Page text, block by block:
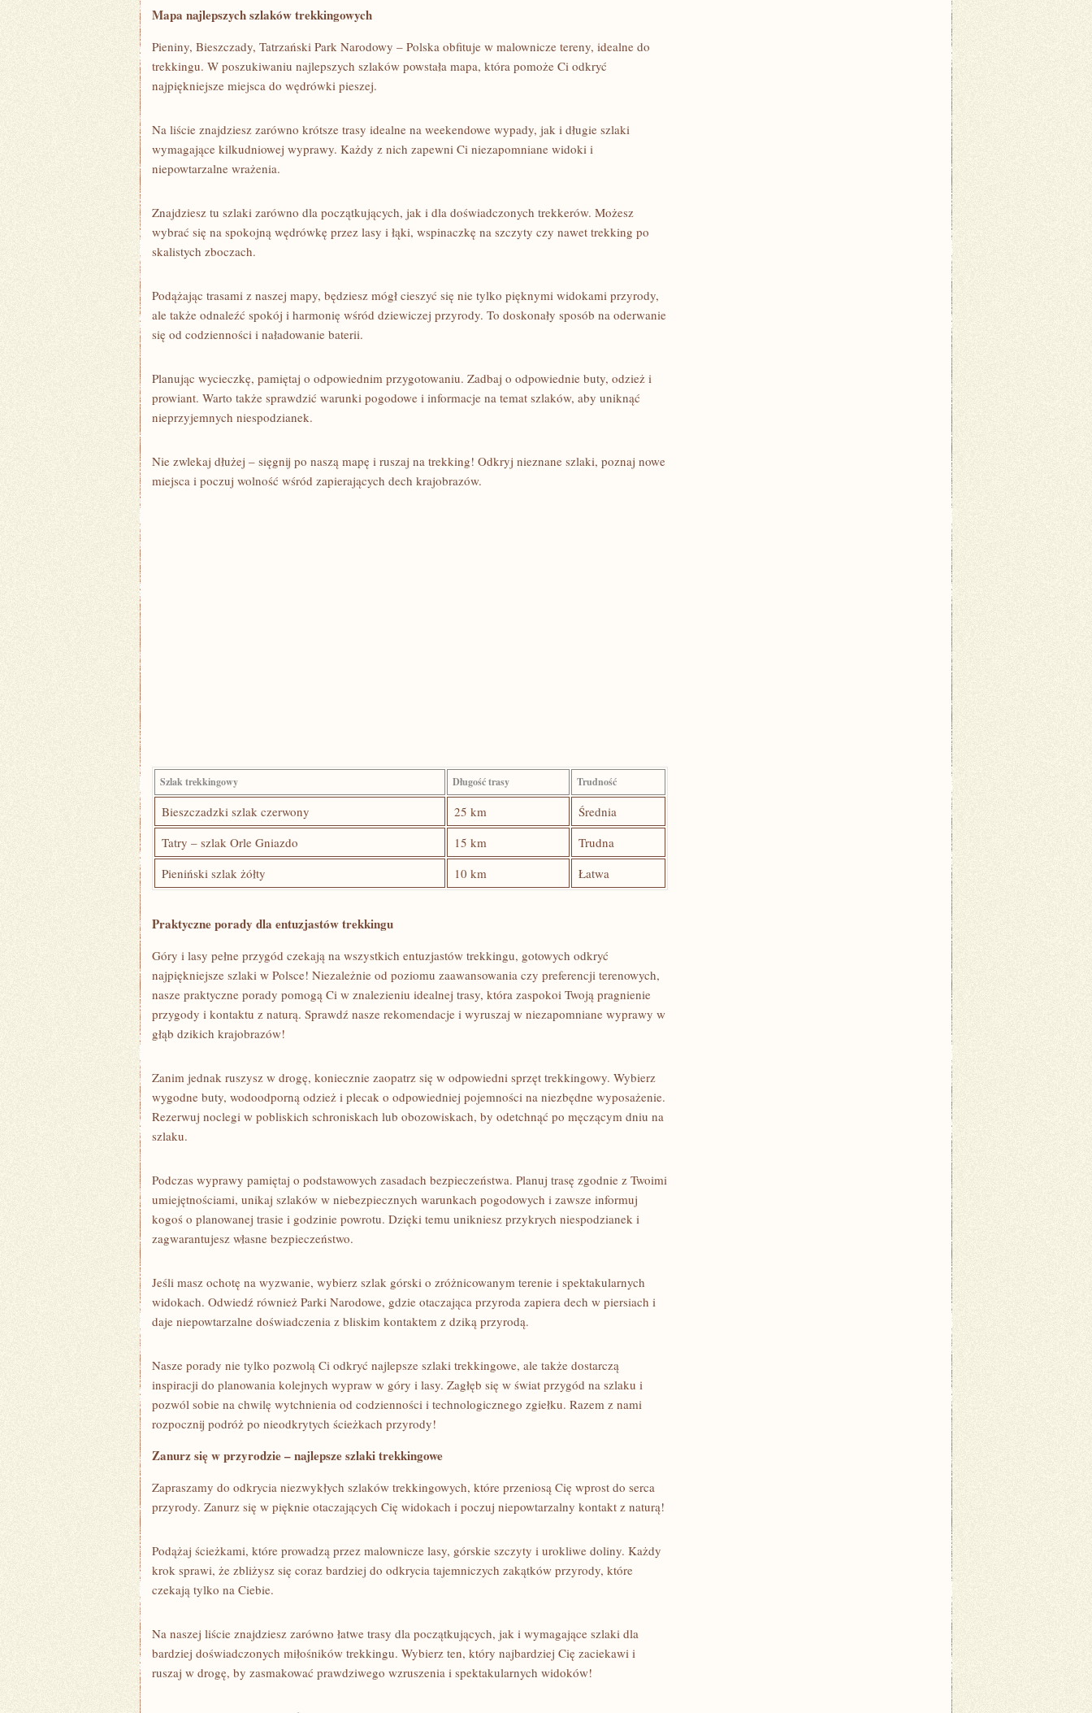
Mapa najlepszych szlaków trekkingowych
Pieniny,‍ Bieszczady, ⁢Tatrzański Park Narodowy⁣ – Polska ⁢obfituje w malownicze tereny, idealne ⁤do
trekkingu. W poszukiwaniu najlepszych szlaków⁢ powstała mapa, która pomoże‍ Ci odkryć
najpiękniejsze miejsca ‍do wędrówki pieszej.
Na liście znajdziesz zarówno krótsze trasy idealne na weekendowe wypady, jak i długie ​szlaki⁣
wymagające kilkudniowej ​wyprawy. Każdy z nich ⁤zapewni ‍Ci niezapomniane widoki i
niepowtarzalne wrażenia.
Znajdziesz tu szlaki zarówno dla początkujących, jak i dla doświadczonych trekkerów. ​Możesz
wybrać ⁢się na spokojną wędrówkę przez lasy i łąki, wspinaczkę na szczyty czy nawet ⁢trekking​ po
skalistych ⁤zboczach.
Podążając ⁢trasami z naszej mapy, będziesz mógł cieszyć ‌się nie ⁣tylko pięknymi widokami⁣ przyrody,
ale także odnaleźć spokój i harmonię wśród dziewiczej przyrody.‌ To doskonały sposób‌ na oderwanie
się⁢ od codzienności i naładowanie baterii.
Planując wycieczkę, pamiętaj o odpowiednim przygotowaniu. Zadbaj o odpowiednie​ buty, odzież i
prowiant. Warto także sprawdzić warunki pogodowe i‍ informacje na temat ​szlaków, aby uniknąć
nieprzyjemnych niespodzianek.
Nie zwlekaj dłużej – sięgnij po naszą⁣ mapę i⁣ ruszaj na trekking! Odkryj nieznane szlaki, poznaj nowe
miejsca i poczuj wolność wśród zapierających dech krajobrazów.
Szlak trekkingowy Długość⁢ trasy Trudność
Bieszczadzki szlak czerwony 25 km
Średnia
Tatry – szlak Orle Gniazdo
15 km
Trudna
Pieniński‍ szlak żółty
10 km Łatwa
Praktyczne porady dla entuzjastów trekkingu
Góry i lasy pełne przygód czekają na wszystkich entuzjastów trekkingu, gotowych odkryć
najpiękniejsze ‍szlaki​ w⁢ Polsce! Niezależnie⁢ od poziomu zaawansowania czy‌ preferencji terenowych,
nasze praktyczne porady pomogą Ci w znalezieniu idealnej trasy, która⁢ zaspokoi Twoją pragnienie
przygody i kontaktu z naturą. Sprawdź⁣ nasze rekomendacje i wyruszaj w niezapomniane⁤ wyprawy w
⁤głąb ⁤dzikich krajobrazów!
Zanim jednak ruszysz ​w ‍drogę, koniecznie zaopatrz się w odpowiedni sprzęt trekkingowy. Wybierz
wygodne‍ buty, wodoodporną odzież i plecak o odpowiedniej pojemności na niezbędne wyposażenie.
Rezerwuj noclegi w pobliskich schroniskach lub obozowiskach, by odetchnąć po męczącym dniu na
szlaku.
Podczas wyprawy pamiętaj o podstawowych zasadach ⁣bezpieczeństwa. Planuj trasę zgodnie z Twoimi
umiejętnościami, unikaj szlaków ​w niebezpiecznych ‌warunkach pogodowych i ⁤zawsze informuj
kogoś o ‍planowanej⁤ trasie⁤ i⁤ godzinie powrotu. ‌Dzięki temu unikniesz przykrych niespodzianek i
zagwarantujesz własne⁣ bezpieczeństwo.
Jeśli masz ochotę na wyzwanie, wybierz szlak górski o zróżnicowanym terenie⁢ i⁣ spektakularnych⁤
widokach. Odwiedź również ‌Parki Narodowe, gdzie otaczająca przyroda zapiera dech w piersiach i
daje niepowtarzalne doświadczenia z bliskim kontaktem z dziką ‍przyrodą.
Nasze porady nie tylko ⁤pozwolą Ci ​odkryć najlepsze ⁣szlaki trekkingowe, ale⁢ także dostarczą
inspiracji do planowania kolejnych wypraw ⁢w góry i lasy. Zagłęb się w ⁣świat przygód na szlaku i
pozwól sobie na chwilę wytchnienia od codzienności i technologicznego zgiełku. Razem z nami
rozpocznij podróż po ‍nieodkrytych ścieżkach przyrody!
Zanurz się w przyrodzie – najlepsze szlaki trekkingowe
Zapraszamy do odkrycia niezwykłych‍ szlaków trekkingowych, które przeniosą Cię wprost do serca
przyrody. Zanurz się w ‌pięknie otaczających Cię ⁤widokach i poczuj niepowtarzalny kontakt z naturą!
Podążaj ścieżkami, które prowadzą przez malownicze lasy, górskie szczyty​ i urokliwe doliny. Każdy
krok sprawi, że zbliżysz się coraz bardziej do odkrycia tajemniczych zakątków⁣ przyrody, które
czekają tylko na Ciebie.
Na naszej liście znajdziesz zarówno‌ łatwe trasy dla początkujących, jak ⁢i wymagające⁣ szlaki dla
bardziej doświadczonych miłośników ⁤trekkingu. Wybierz ten, który najbardziej Cię zaciekawi i
ruszaj ‌w drogę, by zasmakować prawdziwego wzruszenia i spektakularnych widoków!